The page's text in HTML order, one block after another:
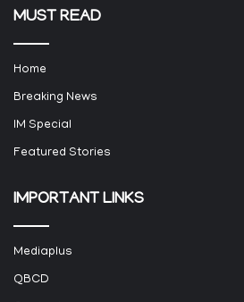
MUST READ
Home
Breaking News
IM Special
Featured Stories
IMPORTANT LINKS
Mediaplus
QBCD